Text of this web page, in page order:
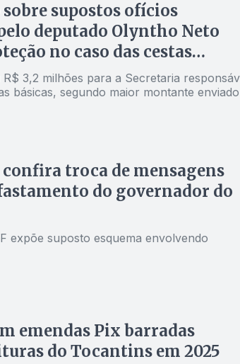
supostos ofícios
deputado Olyntho Neto
no caso das cestas
3,2 milhões para a Secretaria
básicas, segundo maior montante enviado
confira troca de mensagens
do governador do
expõe suposto esquema envolvendo
emendas Pix barradas
do Tocantins em 2025